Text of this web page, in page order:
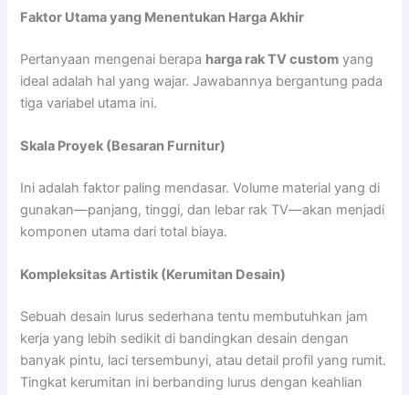
Faktor Utama yang Menentukan Harga Akhir
Pertanyaan mengenai berapa harga rak TV custom yang
ideal adalah hal yang wajar. Jawabannya bergantung pada
tiga variabel utama ini.
Skala Proyek (Besaran Furnitur)
Ini adalah faktor paling mendasar. Volume material yang di
gunakan—panjang, tinggi, dan lebar rak TV—akan menjadi
komponen utama dari total biaya.
Kompleksitas Artistik (Kerumitan Desain)
Sebuah desain lurus sederhana tentu membutuhkan jam
kerja yang lebih sedikit di bandingkan desain dengan
banyak pintu, laci tersembunyi, atau detail profil yang rumit.
Tingkat kerumitan ini berbanding lurus dengan keahlian